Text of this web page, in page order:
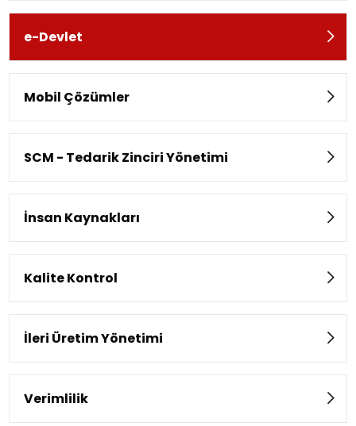
e-Devlet
Mobil Çözümler
SCM - Tedarik Zinciri Yönetimi
İnsan Kaynakları
Kalite Kontrol
İleri Üretim Yönetimi
Verimlilik